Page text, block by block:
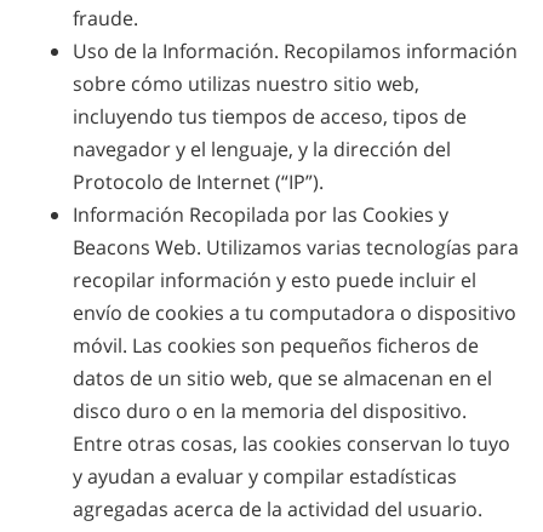
fraude.
Uso de la Información. Recopilamos información
sobre cómo utilizas nuestro sitio web,
incluyendo tus tiempos de acceso, tipos de
navegador y el lenguaje, y la dirección del
Protocolo de Internet (“IP”).
Información Recopilada por las Cookies y
Beacons Web. Utilizamos varias tecnologías para
recopilar información y esto puede incluir el
envío de cookies a tu computadora o dispositivo
móvil. Las cookies son pequeños ficheros de
datos de un sitio web, que se almacenan en el
disco duro o en la memoria del dispositivo.
Entre otras cosas, las cookies conservan lo tuyo
y ayudan a evaluar y compilar estadísticas
agregadas acerca de la actividad del usuario.